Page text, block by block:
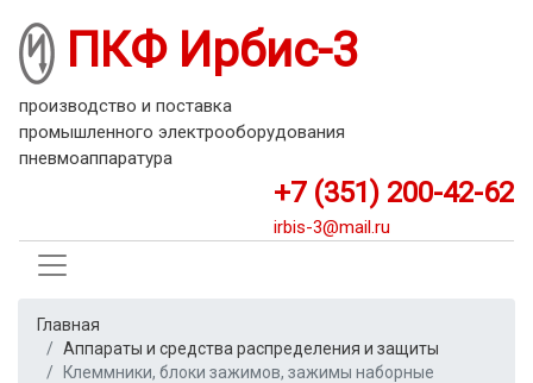
к
основному
ПКФ Ирбис-3
производство и поставка
промышленного электрооборудования
пневмоаппаратура
+7 (351) 200-42-62
irbis-3@mail.ru
Главная
Аппараты и средства распределения и защиты
Клеммники, блоки зажимов, зажимы наборные